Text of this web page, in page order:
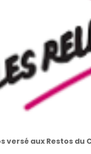
versé aux Restos